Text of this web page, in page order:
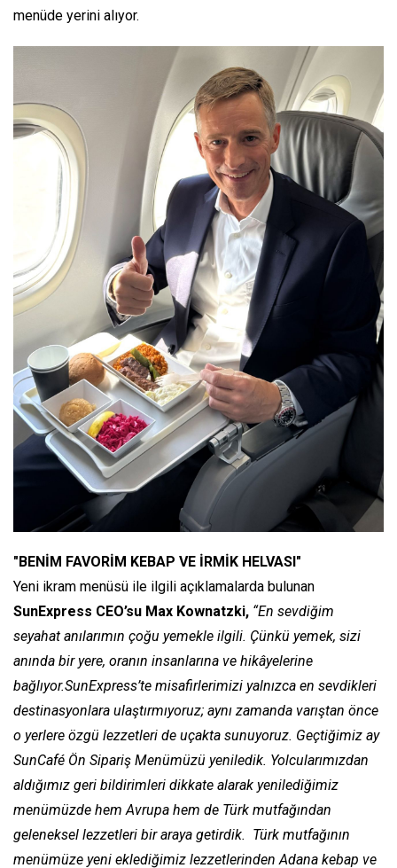
menüde yerini alıyor.
"BENİM FAVORİM KEBAP VE İRMİK HELVASI"
Yeni ikram menüsü ile ilgili açıklamalarda bulunan
SunExpress CEO’su Max Kownatzki, “En sevdiğim
seyahat anılarımın çoğu yemekle ilgili. Çünkü yemek, sizi
anında bir yere, oranın insanlarına ve hikâyelerine
bağlıyor.SunExpress’te misafirlerimizi yalnızca en sevdikleri
destinasyonlara ulaştırmıyoruz; aynı zamanda varıştan önce
o yerlere özgü lezzetleri de uçakta sunuyoruz. Geçtiğimiz ay
SunCafé Ön Sipariş Menümüzü yeniledik. Yolcularımızdan
aldığımız geri bildirimleri dikkate alarak yenilediğimiz
menümüzde hem Avrupa hem de Türk mutfağından
geleneksel lezzetleri bir araya getirdik. Türk mutfağının
menümüze yeni eklediğimiz lezzetlerinden Adana kebap ve